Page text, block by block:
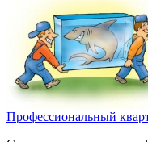
Профессиональный